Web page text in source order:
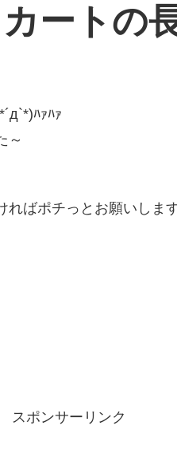
カートの
ﾊｧﾊｧ
～
ばポチっとお願いします
スポンサーリンク